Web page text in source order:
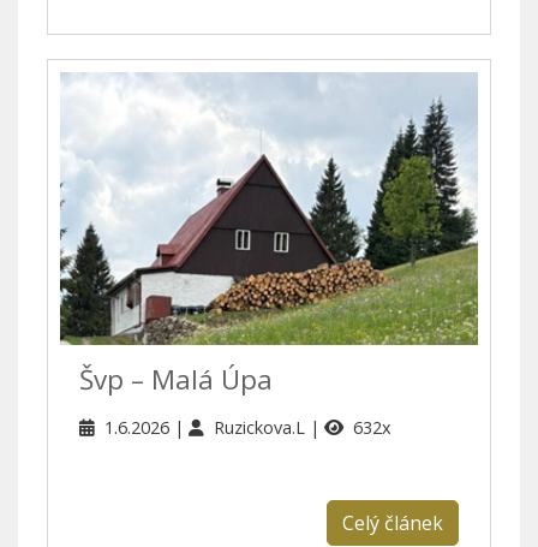
Švp – Malá Úpa
1.6.2026 Ruzickova.L 632x
Celý článek